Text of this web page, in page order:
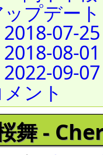
ップデート
2018-07-25
2018-08-01
2022-09-07
メント
舞 -